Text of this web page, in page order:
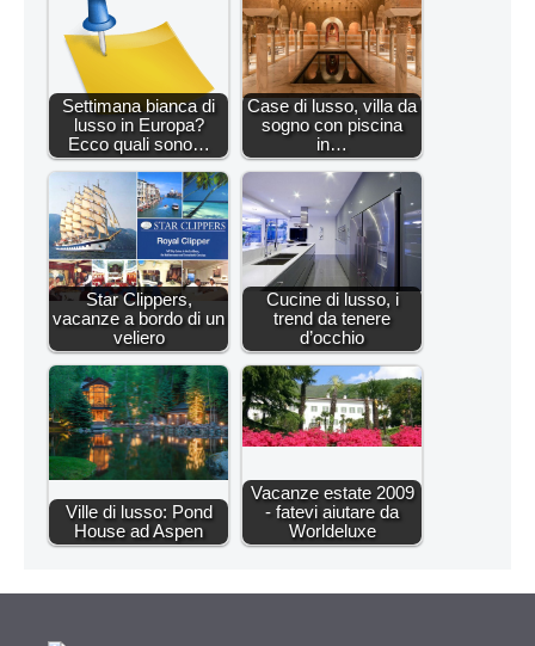
Settimana bianca di
lusso in Europa?
Ecco quali sono…
Case di lusso, villa da
sogno con piscina
in…
Star Clippers,
vacanze a bordo di un
veliero
Cucine di lusso, i
trend da tenere
d’occhio
Ville di lusso: Pond
House ad Aspen
Vacanze estate 2009
- fatevi aiutare da
Worldeluxe